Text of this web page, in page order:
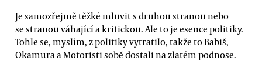
Je samozřejmě těžké mluvit s druhou stranou nebo
se stranou váhající a kritickou. Ale to je esence politiky.
Tohle se, myslím, z politiky vytratilo, takže to Babiš,
Okamura a Motoristi sobě dostali na zlatém podnose.